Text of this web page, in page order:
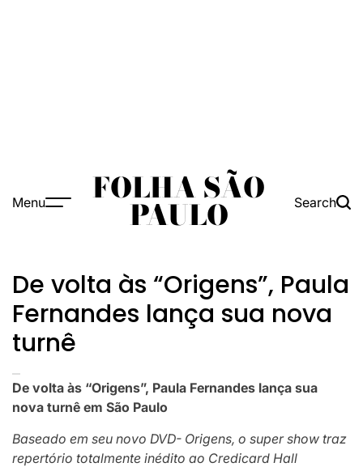
Menu FOLHA SÃO
PAULO Search
De volta às “Origens”, Paula
Fernandes lança sua nova
turnê
De volta às “Origens”, Paula Fernandes lança sua
nova turnê em São Paulo
Baseado em seu novo DVD- Origens, o super show traz
repertório totalmente inédito ao Credicard Hall